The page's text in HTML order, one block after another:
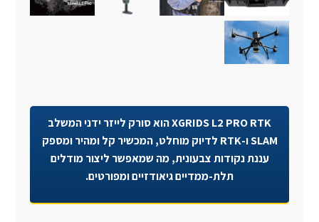
XGRIDS L2 PRO RTK הוא סורק לייזר ידני המשלב
SLAM ו-RTK לדיוק מוחלט, המכשיר קל ומהיר ומספק
עננת נקודות צבעונית, מה שמאפשר ליצור מודלים
תלת-ממדיים גיאודזיים ומפורטים.